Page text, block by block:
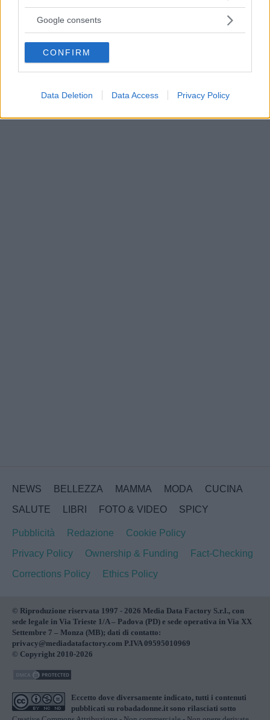
not limited to your visit or usage behaviour. You may click to
use your data for below specified purposes in below Google
consent section.
Google consents
CONFIRM
Data Deletion Data Access Privacy Policy
Curiosità
Ecco la mappa delle "ragazze facili" nel
Mondo: a proposito di "donne oggetto"!
NEWS BELLEZZA MAMMA MODA
CUCINA
SALUTE
LIBRI FOTO & VIDEO SPICY
Pubblicità Redazione
Cookie Policy
Privacy Policy
Ownership & Funding
Fact-Checking
Corrections Policy
Ethics Policy
© Riproduzione riservata 1997 - 2026 Media Data Factory S.r.l., con
sede legale in Via Trieste 1/A – Padova (PD) e sede operativa in Via XX
Settembre 7 – Monza (MB); dati di contatto:
privacy@mediadatafactory.com P.IVA 09595010969
© Copyright 2010-2026
Eccetto dove diversamente indicato, tutti i contenuti
pubblicati su robadadonne.it sono rilasciati sotto